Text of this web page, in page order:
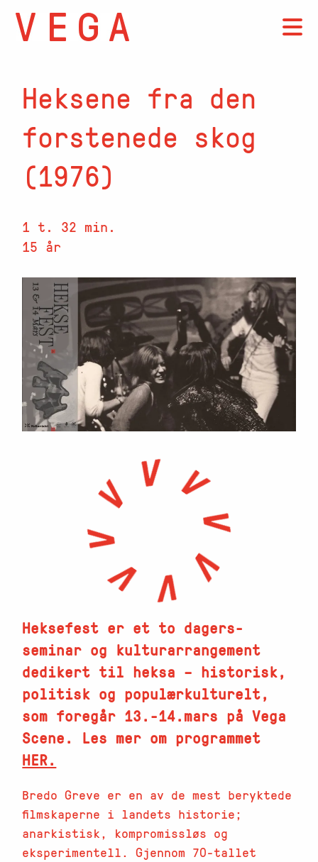
Heksene fra den
forstenede skog
(1976)
1 t. 32 min.
15 år
Heksefest er et to dagers-
seminar og kulturarrangement
dedikert til heksa – historisk,
politisk og populærkulturelt,
som foregår 13.-14.mars på Vega
Scene. Les mer om programmet
HER.
Bredo Greve er en av de mest beryktede
filmskaperne i landets historie;
anarkistisk, kompromissløs og
eksperimentell. Gjennom 70-tallet